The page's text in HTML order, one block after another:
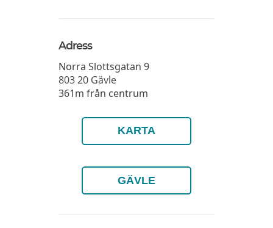
Adress
Norra Slottsgatan 9
803 20 Gävle
361m från centrum
KARTA
GÄVLE